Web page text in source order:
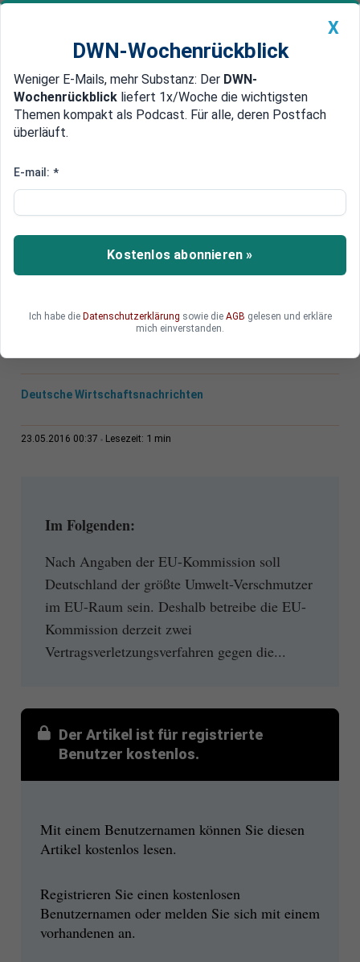
Newsticker MEIN DWN: Geldanlage Premium
Edelmetalle DWN-Magazin China
Feinstaub und Stickoxid
EU: Deutschland ist der größte
Umwelt-Verschmutzer in Europa
Die EU-Kommission wirft Deutschland vor, der
Gesundheit seiner Bürger.
Deutsche Wirtschaftsnachrichten
23.05.2016 00:37 Lesezeit: 1 min
Im Folgenden:
Nach Angaben der EU-Kommission soll
Deutschland der größte Umwelt-Verschmutzer
im EU-Raum sein. Deshalb betreibe die EU-
Kommission derzeit zwei
Vertragsverletzungsverfahren gegen die...
Der Artikel ist für registrierte
Benutzer kostenlos.
Mit einem Benutzernamen können Sie diesen
Artikel kostenlos lesen.
Registrieren Sie einen kostenlosen
Benutzernamen oder melden Sie sich mit einem
vorhandenen an.
X
DWN-Wochenrückblick
Weniger E-Mails, mehr Substanz: Der DWN-
Wochenrückblick liefert 1x/Woche die wichtigsten
Themen kompakt als Podcast. Für alle, deren Postfach
überläuft.
E-mail: *
Kostenlos abonnieren »
Ich habe die Datenschutzerklärung sowie die AGB gelesen und erkläre
mich einverstanden.